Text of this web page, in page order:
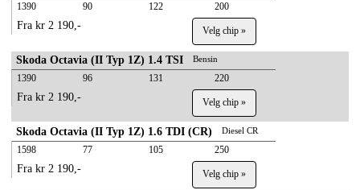
1390 90 122 200
Fra kr 2 190,- Velg chip »
Skoda Octavia (II Typ 1Z) 1.4 TSI Bensin
1390 96 131 220
Fra kr 2 190,- Velg chip »
Skoda Octavia (II Typ 1Z) 1.6 TDI (CR) Diesel CR
1598 77 105 250
Fra kr 2 190,- Velg chip »